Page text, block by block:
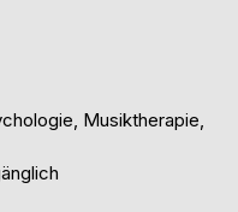
Musiktherapie,